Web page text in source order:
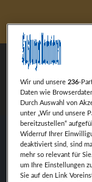
Georg March,
Trainer:innen
Wir und unsere236-
Daten wie
Durch Auswahl von
unter „Wir und unsere
bereitzustellen“
Widerruf Ihrer
deaktiviert sind, sind
mehr so relevant für
um Ihre Einstellungen
Sie auf den Link